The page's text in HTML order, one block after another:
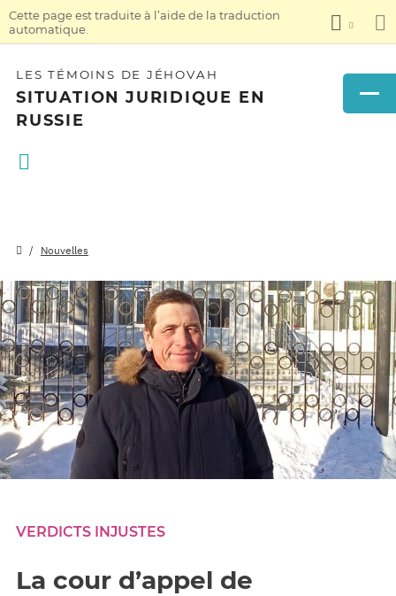
Cette page est traduite à l’aide de la traduction
automatique.
LES TÉMOINS DE JÉHOVAH
SITUATION JURIDIQUE EN
RUSSIE
Nouvelles
VERDICTS INJUSTES
La cour d’appel de